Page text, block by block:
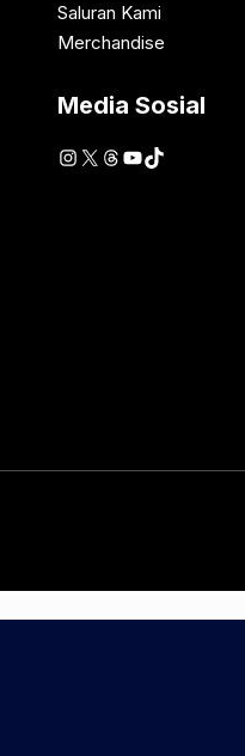
Saluran Kami
Merchandise
Media Sosial
Instagram
X Threads
YouTube
TikTok